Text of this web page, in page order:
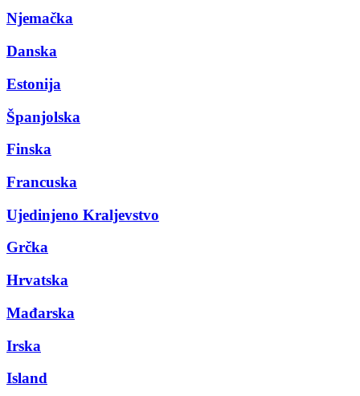
Njemačka
Danska
Estonija
Španjolska
Finska
Francuska
Ujedinjeno Kraljevstvo
Grčka
Hrvatska
Mađarska
Irska
Island